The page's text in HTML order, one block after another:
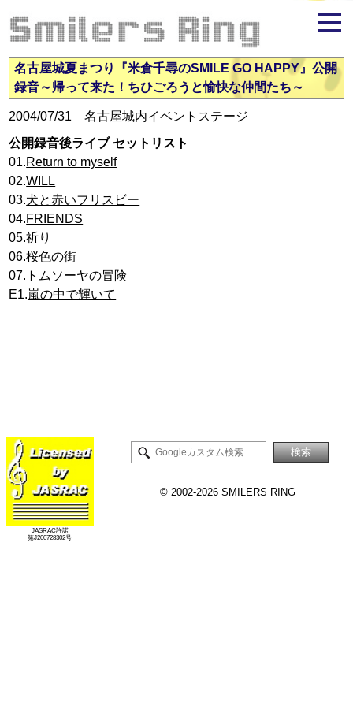
米倉千尋ファンサイト - Smilers Ring
名古屋城夏まつり『米倉千尋のSMILE GO HAPPY』公開
録音～帰って来た！ちひごろうと愉快な仲間たち～
2004/07/31 名古屋城内イベントステージ
公開録音後ライブ セットリスト
01.Return to myself
02.WILL
03.犬と赤いフリスビー
04.FRIENDS
05.祈り
06.桜色の街
07. トムソーヤの冒険
E1.嵐の中で輝いて
JASRAC許諾
第J200728302号
©2002-2026 SMILERS RING